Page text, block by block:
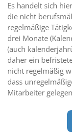
Es handelt sich
die nicht
regelmäßige
drei Monate
(auch
daher ein
nicht regelmäßig
dass
Mitarbeiter